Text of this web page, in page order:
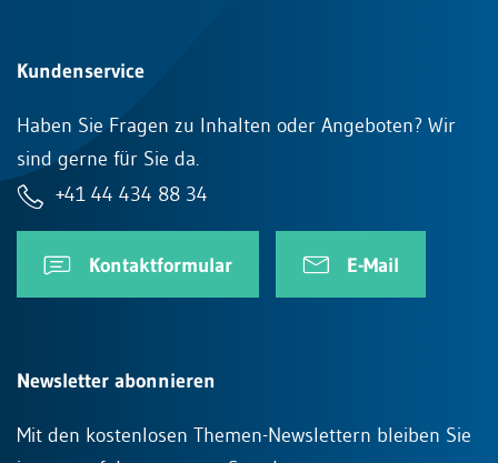
Kundenservice
Haben Sie Fragen zu Inhalten oder Angeboten? Wir
sind gerne für Sie da.
+41 44 434 88 34
Kontaktformular E-Mail
Newsletter abonnieren
Mit den kostenlosen Themen-Newslettern bleiben Sie